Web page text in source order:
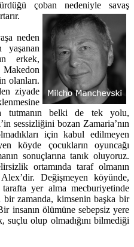
çoban nedeniyle savaş
neden
yaşanan
erkek,
olanları.
ziyade
tutmanın belki de tek yolu,
sessizliğini bozan Zamaria’nın
için kabul edilmeyen
köyde çocukların oyuncağı
sonuçlarına tanık oluyoruz.
ortamında taraf olmanın
Değişmeyen köyünde,
tarafta yer alma mecburiyetinde
bir zamanda, kimsenin başka bir
insanın ölümüne sebepsiz yere
suçlu olup olmadığını bilmediği